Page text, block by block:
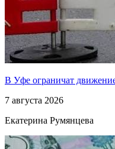
В Уфе ограничат
7 августа 2026
Екатерина Румянцева